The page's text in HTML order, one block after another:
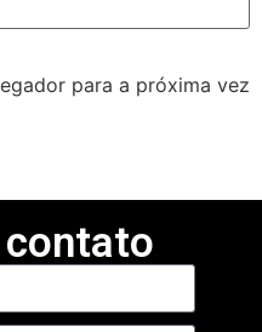
para a próxima vez
contato